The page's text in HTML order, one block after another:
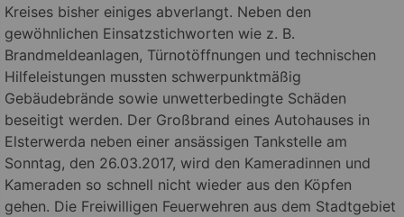
Kreises bisher einiges abverlangt. Neben den
gewöhnlichen Einsatzstichworten wie z. B.
Brandmeldeanlagen, Türnotöffnungen und technischen
Hilfeleistungen mussten schwerpunktmäßig
Gebäudebrände sowie unwetterbedingte Schäden
beseitigt werden. Der Großbrand eines Autohauses in
Elsterwerda neben einer ansässigen Tankstelle am
Sonntag, den 26.03.2017, wird den Kameradinnen und
Kameraden so schnell nicht wieder aus den Köpfen
gehen. Die Freiwilligen Feuerwehren aus dem Stadtgebiet